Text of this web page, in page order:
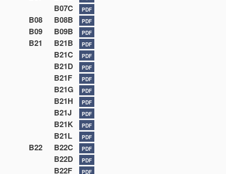
B07C PDF
B08 B08B PDF
B09 B09B PDF
B21 B21B PDF
B21C PDF
B21D PDF
B21F PDF
B21G PDF
B21H PDF
B21J PDF
B21K PDF
B21L PDF
B22 B22C PDF
B22D PDF
B22F PDF